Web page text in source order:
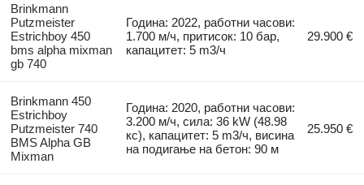
Brinkmann
Putzmeister
Estrichboy 450
bms alpha mixman
gb 740
Година: 2022, работни часови:
1.700 м/ч, притисок: 10 бар,
капацитет: 5 m3/ч
29.900 €
Brinkmann 450
Estrichboy
Putzmeister 740
BMS Alpha GB
Mixman
Година: 2020, работни часови:
3.200 м/ч, сила: 36 kW (48.98
кс), капацитет: 5 m3/ч, висина
на подигање на бетон: 90 м
25.950 €